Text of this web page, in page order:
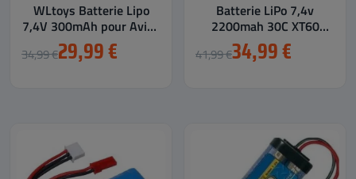
WLtoys Batterie Lipo
7,4V 300mAh pour Avion
F959, A800 et A6007
34,99 €29,99 €
Batterie LiPo 7,4v
2200mah 30C XT60
SOARING
41,99 €34,99 €